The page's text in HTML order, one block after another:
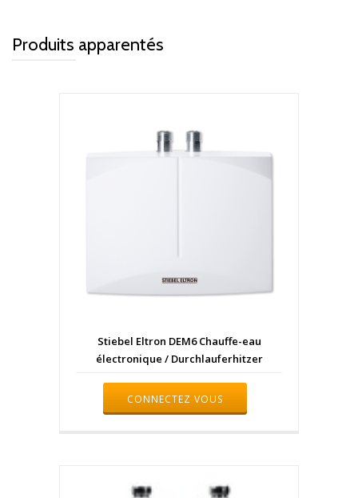
Produits apparentés
Stiebel Eltron DEM6 Chauffe-eau
électronique / Durchlauferhitzer
CONNECTEZ VOUS